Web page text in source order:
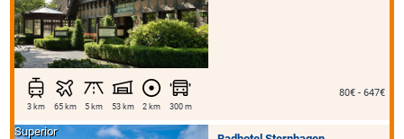
3 km 65 km 5 km 53 km 2 km 300 m
80€ - 647€
Superior